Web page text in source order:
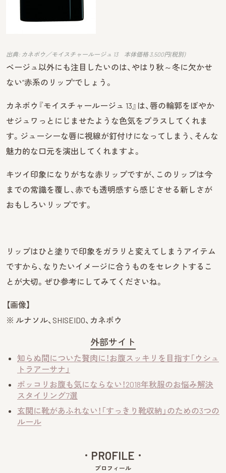
出典: カネボウ／モイスチャールージュ 13 本体価格 3,500円(税別)
ベージュ以外にも注目したいのは、やはり秋～冬に欠かせ
ない“赤系のリップ”でしょう。
カネボウ『モイスチャールージュ 13』は、唇の輪郭をぼやか
せジュワっとにじませたような色気をプラスしてくれま
す。ジューシーな唇に視線が釘付けになってしまう、そんな
魅力的な口元を演出してくれますよ。
キツイ印象になりがちな赤リップですが、このリップは今
までの常識を覆し、赤でも透明感すら感じさせる新しさが
おもしろいリップです。
リップはひと塗りで印象をガラリと変えてしまうアイテム
ですから、なりたいイメージに合うものをセレクトするこ
とが大切。ぜひ参考にしてみてくださいね。
【画像】
※ ルナソル、SHISEIDO、カネボウ
外部サイト
知らぬ間についた贅肉に！お腹スッキリを目指す「ウシュ
トラアーサナ」
ポッコリお腹も気にならない！2018年秋服のお悩み解決
スタイリング7選
玄関に靴があふれない！「すっきり靴収納」のための3つの
ルール
PROFILE
プロフィール